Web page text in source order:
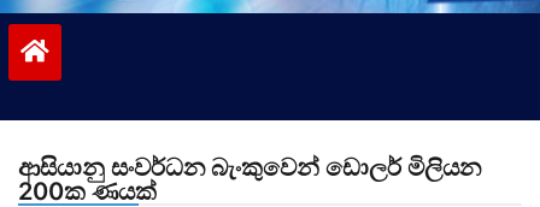
ආසියානු සංවර්ධන බැංකුවෙන් ඩොලර් මිලියන
200ක ණයක්